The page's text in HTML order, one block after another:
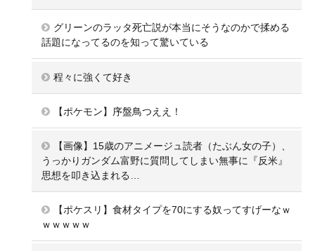
グリーンのラッタ死亡説が本当にそうなのかで揉める
話題になってるのを知って驚いている
程々に強くて好き
【ポケモン】序盤鳥つええ！
【画像】15歳のアニメージュ読者（たぶん女の子）、
うっかりガンダム富野に質問してしまい無事に『反米』
思想を叩き込まれる…
【ポケスリ】食材タイプを70にする奴ってすげーなｗ
ｗｗｗｗｗ